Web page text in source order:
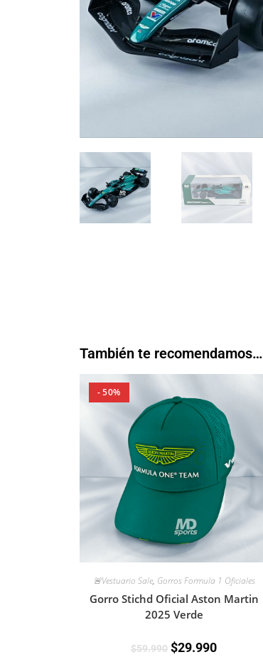
También te recomendamos…
- 50%
🚨Vestuario Sale, Gorros Formula 1 Oficiales
Gorro Stichd Oficial Aston Martin
2025 Verde
$59.990 $29.990